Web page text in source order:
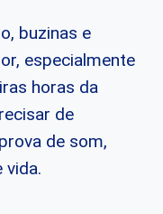
buzinas e
especialmente
horas da
de
de som,
vida.